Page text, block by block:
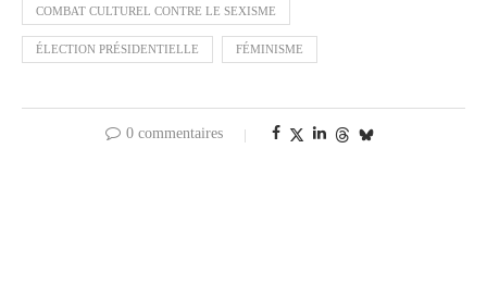
COMBAT CULTUREL CONTRE LE SEXISME
ÉLECTION PRÉSIDENTIELLE FÉMINISME
0 commentaires